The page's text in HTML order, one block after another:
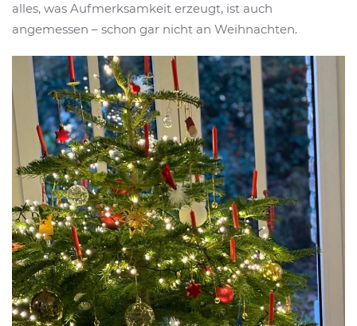
alles, was Aufmerksamkeit erzeugt, ist auch
angemessen – schon gar nicht an Weihnachten.